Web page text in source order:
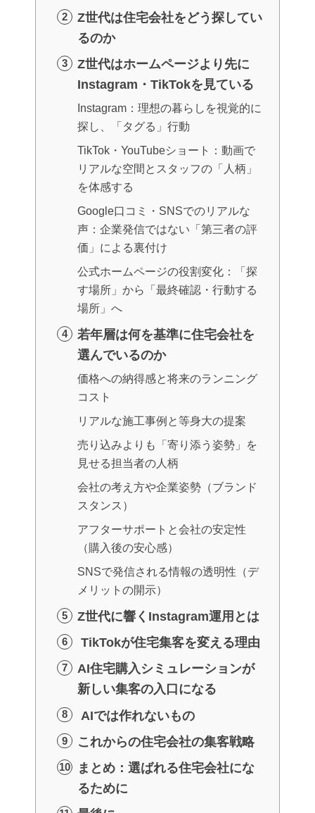
Z世代は住宅会社をどう探してい
るのか
Z世代はホームページより先に
Instagram・TikTokを見ている
Instagram：理想の暮らしを視覚的に
探し、「タグる」行動
TikTok・YouTubeショート：動画で
リアルな空間とスタッフの「人柄」
を体感する
Google口コミ・SNSでのリアルな
声：企業発信ではない「第三者の評
価」による裏付け
公式ホームページの役割変化：「探
す場所」から「最終確認・行動する
場所」へ
若年層は何を基準に住宅会社を
選んでいるのか
価格への納得感と将来のランニング
コスト
リアルな施工事例と等身大の提案
売り込みよりも「寄り添う姿勢」を
見せる担当者の人柄
会社の考え方や企業姿勢（ブランド
スタンス）
アフターサポートと会社の安定性
（購入後の安心感）
SNSで発信される情報の透明性（デ
メリットの開示）
Z世代に響くInstagram運用とは
TikTokが住宅集客を変える理由
AI住宅購入シミュレーションが
新しい集客の入口になる
AIでは作れないもの
これからの住宅会社の集客戦略
まとめ：選ばれる住宅会社にな
るために